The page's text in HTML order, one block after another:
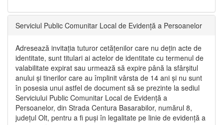
Serviciul Public Comunitar Local de Evidență a Persoanelor
Adresează invitația tuturor cetățenilor care nu dețin acte de
identitate, sunt titulari ai actelor de identitate cu termenul de
valabilitate expirat sau urmează să expire până la sfârșitul
anului și tinerilor care au împlinit vârsta de 14 ani și nu sunt
în posesia unui astfel de document să se prezinte la sediul
Serviciului Public Comunitar Local de Evidență a
Persoanelor, din Strada Centura Basarabilor, numărul 8,
județul Olt, pentru a fi puși în legalitate pe linie de evidență a